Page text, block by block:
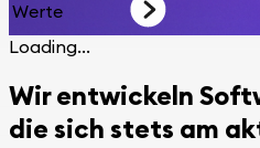
Werte
Loading...
Wir entwickeln
die sich stets am